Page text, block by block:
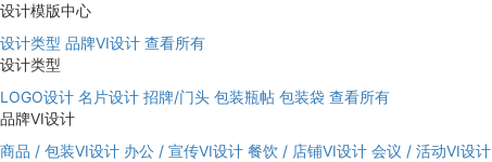
设计模版中心
设计类型 品牌VI设计 查看所有
设计类型
LOGO设计 名片设计 招牌/门头 包装瓶帖 包装袋 查看所有
品牌VI设计
商品 / 包装VI设计 办公 / 宣传VI设计 餐饮 / 店铺VI设计 会议 / 活动VI设计